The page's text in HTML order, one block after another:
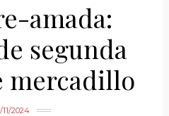
amada:
segunda
mercadillo
11/2024